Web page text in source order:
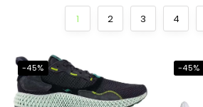
1 2 3 4
-45% -45%